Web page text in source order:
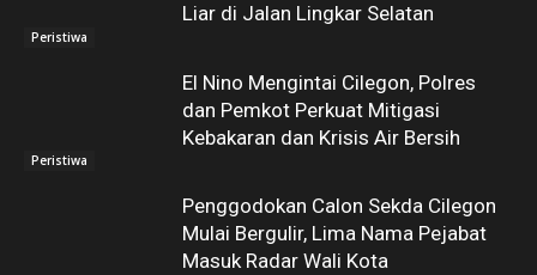
Peristiwa
Liar di Jalan Lingkar Selatan
Peristiwa
El Nino Mengintai Cilegon, Polres
dan Pemkot Perkuat Mitigasi
Kebakaran dan Krisis Air Bersih
Penggodokan Calon Sekda Cilegon
Mulai Bergulir, Lima Nama Pejabat
Masuk Radar Wali Kota